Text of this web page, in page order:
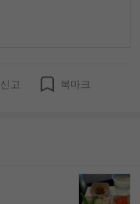
신고 북마크